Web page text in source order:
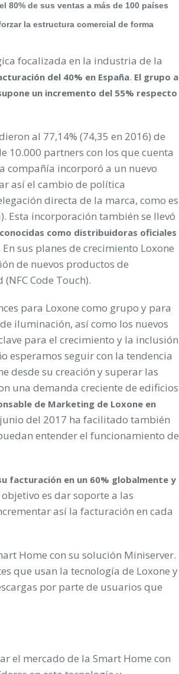
80% de sus ventas a más de 100 países
la estructura comercial de forma
focalizada en la industria de la
del 40% en España. El grupo a
un incremento del 55% respecto
al 77,14% (74,35 en 2016) de
10.000 partners con los que cuenta
compañía incorporó a un nuevo
así el cambio de política
directa de la marca, como es
Esta incorporación también se llevó
como distribuidoras oficiales
En sus planes de crecimiento Loxone
de nuevos productos de
Code Touch).
para Loxone como grupo y para
iluminación, así como los nuevos
para el crecimiento y la inclusión
esperamos seguir con la tendencia
desde su creación y superar las
una demanda creciente de edificios
de Marketing de Loxone en
del 2017 ha facilitado también
entender el funcionamiento de
facturación en un 60% globalmente y
objetivo es dar soporte a las
así la facturación en cada
Home con su solución Miniserver.
que usan la tecnología de Loxone y
por parte de usuarios que
el mercado de la Smart Home con